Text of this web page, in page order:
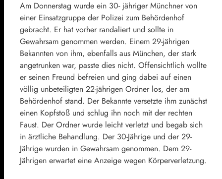
Am Donnerstag wurde ein 30- jähriger Münchner von
einer Einsatzgruppe der Polizei zum Behördenhof
gebracht. Er hat vorher randaliert und sollte in
Gewahrsam genommen werden. Einem 29-jährigen
Bekannten von ihm, ebenfalls aus München, der stark
angetrunken war, passte dies nicht. Offensichtlich wollte
er seinen Freund befreien und ging dabei auf einen
völlig unbeteiligten 22-jährigen Ordner los, der am
Behördenhof stand. Der Bekannte versetzte ihm zunächst
einen Kopfstoß und schlug ihn noch mit der rechten
Faust. Der Ordner wurde leicht verletzt und begab sich
in ärztliche Behandlung. Der 30-Jährige und der 29-
Jährige wurden in Gewahrsam genommen. Dem 29-
Jährigen erwartet eine Anzeige wegen Körperverletzung.